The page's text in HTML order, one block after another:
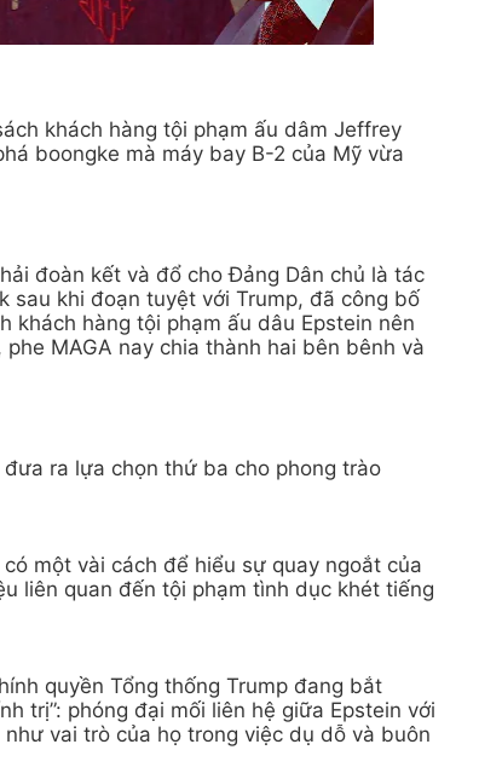
khách hàng tội phạm ấu dâm Jeffrey
boongke mà máy bay B-2 của Mỹ vừa
đoàn kết và đổ cho Đảng Dân chủ là tác
sau khi đoạn tuyệt với Trump, đã công bố
khách hàng tội phạm ấu dâu Epstein nên
MAGA nay chia thành hai bên bênh và
ra lựa chọn thứ ba cho phong trào
một vài cách để hiểu sự quay ngoắt của
liên quan đến tội phạm tình dục khét tiếng
quyền Tổng thống Trump đang bắt
trị”: phóng đại mối liên hệ giữa Epstein với
vai trò của họ trong việc dụ dỗ và buôn